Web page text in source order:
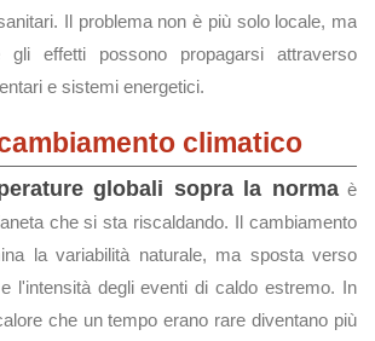
Il problema non è più solo locale, ma
gli effetti possono propagarsi attraverso
e sistemi energetici.
climatico
globali sopra la normaè
che si sta riscaldando. Il cambiamento
la variabilità naturale, ma sposta verso
l'intensità degli eventi di caldo estremo. In
che un tempo erano rare diventano più